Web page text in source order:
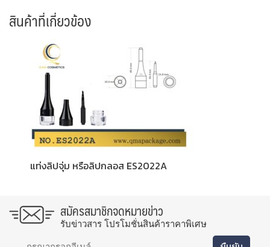
สินค้าที่เกี่ยวข้อง
แท่งลิปจุ่ม หรือลิปกลอส ES2022A
สมัครสมาชิกจดหมายข่าว
รับข่าวสาร โปรโมชั่นสินค้าราคาพิเศษ